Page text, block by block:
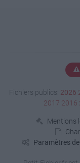
Fichiers publics: 2026
2017 2016
Mentions
Paramètres